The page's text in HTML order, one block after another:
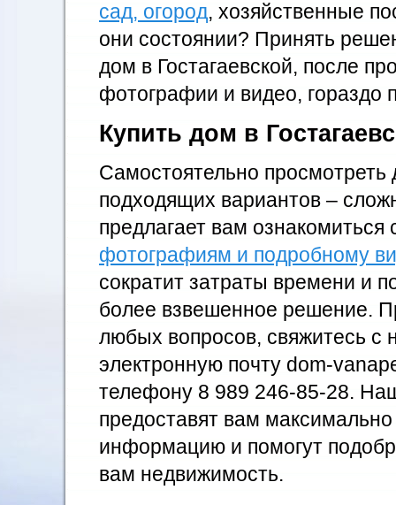
сад, огород, хозяйственные
они состоянии? Принять
дом в Гостагаевской, после
фотографии и видео, гораздо
Купить дом в
Самостоятельно просмотреть
подходящих вариантов –
предлагает вам
фотографиям и подробному
сократит затраты времени и
более взвешенное решение.
любых вопросов, свяжитесь с
электронную почту dom-
телефону 8 989 246-85-28.
предоставят вам
информацию и помогут
вам недвижимость.